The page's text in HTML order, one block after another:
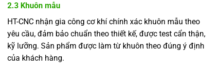
2.3 Khuôn mẫu
HT-CNC nhận gia công cơ khí chính xác khuôn mẫu theo
yêu cầu, đảm bảo chuẩn theo thiết kế, được test cẩn thận,
kỹ lưỡng. Sản phẩm được làm từ khuôn theo đúng ý định
của khách hàng.